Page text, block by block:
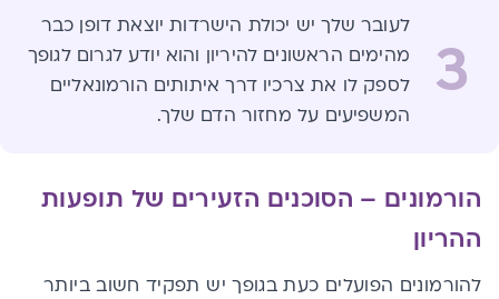
3
לעובר שלך יש יכולת הישרדות יוצאת דופן כבר
מהימים הראשונים להיריון והוא יודע לגרום לגופך
לספק לו את צרכיו דרך איתותים הורמונאליים
המשפיעים על מחזור הדם שלך.
הורמונים – הסוכנים הזעירים של תופעות
ההריון
להורמונים הפועלים כעת בגופך יש תפקיד חשוב ביותר